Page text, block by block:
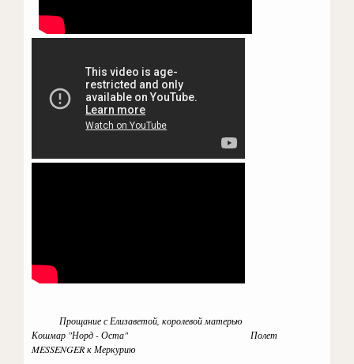
Прощание с Елизаветой, королевой матерью
Кошмар "Норд - Оста" Полет
MESSENGER к Меркурию